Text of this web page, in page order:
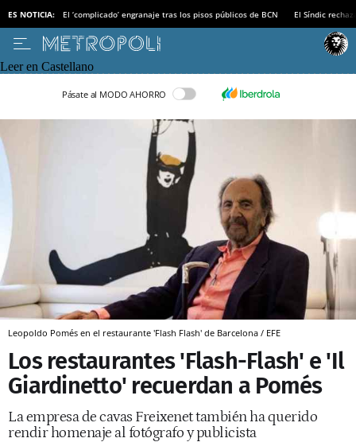
ES NOTICIA: El ‘complicado’ engranaje tras los pisos públicos de BCN El Síndic
Leer en Castellano
Pásate al MODO AHORRO
Leopoldo Pomés en el restaurante 'Flash Flash' de Barcelona / EFE
Los restaurantes 'Flash-Flash' e 'Il
Giardinetto' recuerdan a Pomés
La empresa de cavas Freixenet también ha querido
rendir homenaje al fotógrafo y publicista